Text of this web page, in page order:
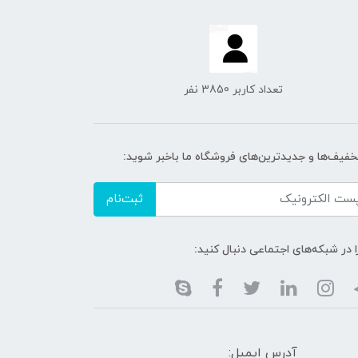
تعداد کاربر 3850 نفر
و جدیدترین‌های فروشگاه ما باخبر شوید:
ثبت‌نام
در شبکه‌های اجتماعی دنبال کنید:
آدرس ایمیل: